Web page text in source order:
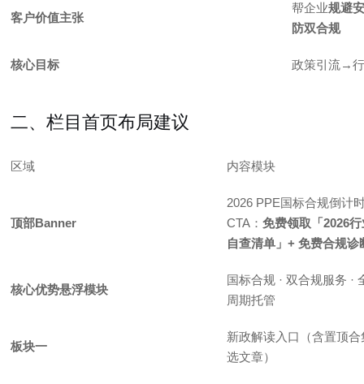
客户价值主张
帮企业规避
防双合规
核心目标 政策引流→
二、栏目首页布局建议
区域 内容模块
顶部Banner
2026 PPE国标合规倒计
CTA：免费领取「2026
自查清单」+ 免费合规诊
核心优势悬浮模块
国标合规 · 双合规服务 ·
周期托管
板块一
新政解读入口（含置顶
选文章）